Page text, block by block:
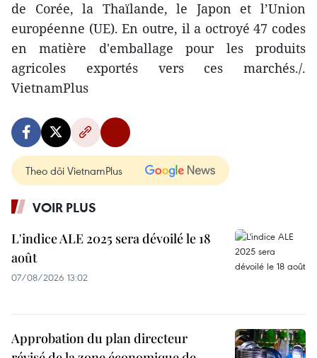
de Corée, la Thaïlande, le Japon et l’Union
européenne (UE). En outre, il a octroyé 47 codes
en matière d'emballage pour les produits
agricoles exportés vers ces marchés./.
VietnamPlus
Theo dõi VietnamPlus
VOIR PLUS
L'indice ALE 2025 sera dévoilé le 18
août
07/08/2026 13:02
Approbation du plan directeur